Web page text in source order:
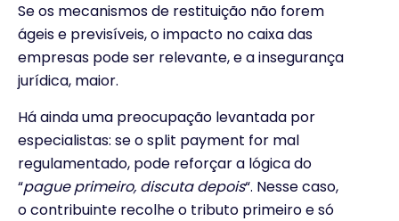
Se os mecanismos de restituição não forem
ágeis e previsíveis, o impacto no caixa das
empresas pode ser relevante, e a insegurança
jurídica, maior.
Há ainda uma preocupação levantada por
especialistas: se o split payment for mal
regulamentado, pode reforçar a lógica do
“pague primeiro, discuta depois“. Nesse caso,
o contribuinte recolhe o tributo primeiro e só